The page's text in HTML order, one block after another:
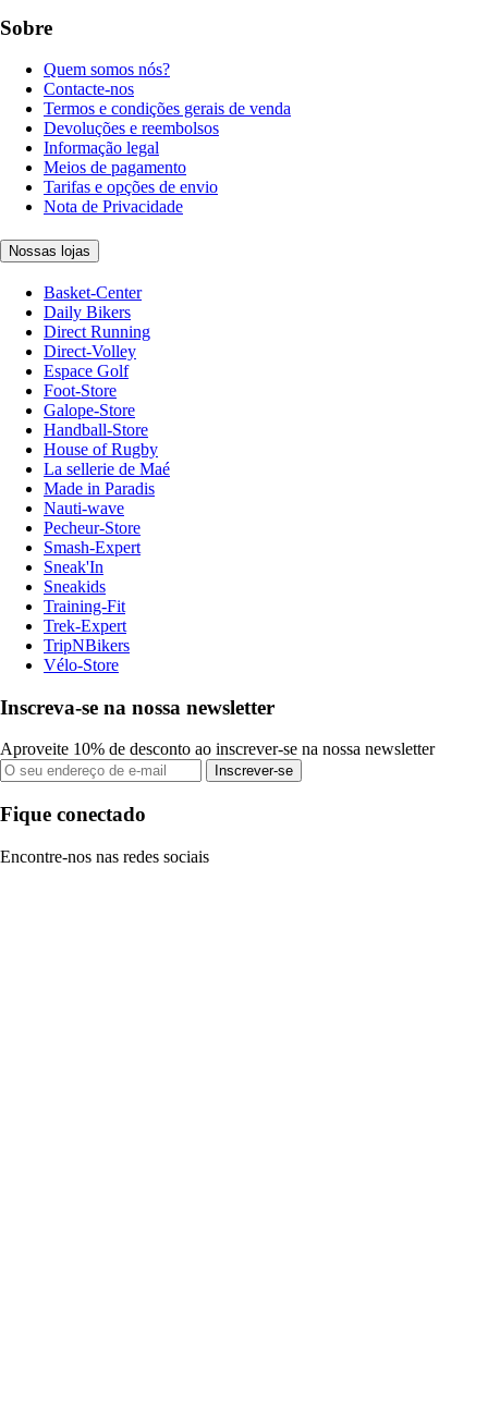
Sobre
Quem somos nós?
Contacte-nos
Termos e condições gerais de venda
Devoluções e reembolsos
Informação legal
Meios de pagamento
Tarifas e opções de envio
Nota de Privacidade
Nossas lojas
Basket-Center
Daily Bikers
Direct Running
Direct-Volley
Espace Golf
Foot-Store
Galope-Store
Handball-Store
House of Rugby
La sellerie de Maé
Made in Paradis
Nauti-wave
Pecheur-Store
Smash-Expert
Sneak'In
Sneakids
Training-Fit
Trek-Expert
TripNBikers
Vélo-Store
Inscreva-se na nossa newsletter
Aproveite 10% de desconto ao inscrever-se na nossa newsletter
Inscrever-se
Fique conectado
Encontre-nos nas redes sociais